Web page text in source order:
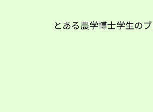
とある農学博士学生の